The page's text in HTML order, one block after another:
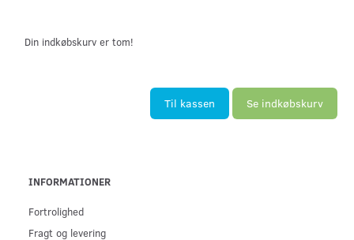
Din indkøbskurv er tom!
Til kassen Se indkøbskurv
INFORMATIONER
Fortrolighed
Fragt og levering